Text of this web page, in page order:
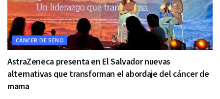
CÁNCER DE SENO
AstraZeneca presenta en El Salvador nuevas
alternativas que transforman el abordaje del cáncer de
mama